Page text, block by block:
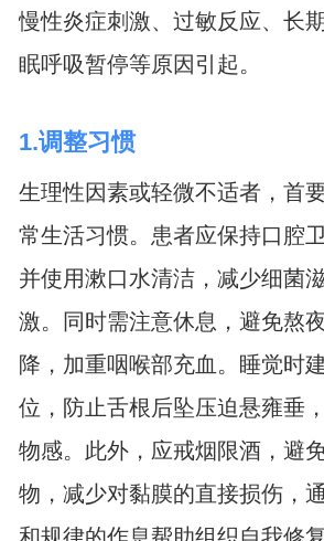
慢性炎症刺激、过敏反应、长
眠呼吸暂停等原因引起。
1.调整习惯
生理性因素或轻微不适者，首
常生活习惯。患者应保持口腔
并使用漱口水清洁，减少细菌
激。同时需注意休息，避免熬
降，加重咽喉部充血。睡觉时
位，防止舌根后坠压迫悬雍垂
物感。此外，应戒烟限酒，避
物，减少对黏膜的直接损伤，